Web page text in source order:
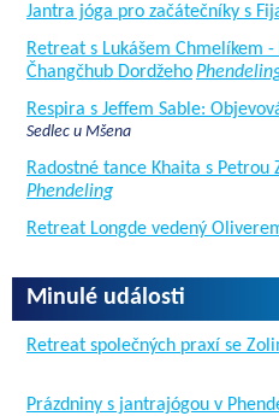
Jantra jóga pro začátečníky s
Retreat s Lukášem Chmelíkem
Čhangčhub Dordžeho
Respira s Jeffem Sable:
Sedlec u Mšena
Radostné tance Khaita s Petrou
Phendeling
Retreat Longde vedený
Minulé události
Retreat společných praxí se
Prázdniny s jantrajógou v